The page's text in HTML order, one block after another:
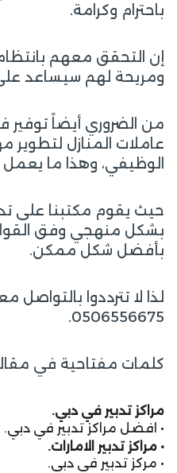
باحترام وكرامة.
إن التحقق معهم
ومريحة لهم سيساعد
من الضروري أيضاً توفير
عاملات المنازل لتطوير
الوظيفي، وهذا ما يعمل
حيث يقوم مكتبنا على
بشكل منهجي وفق
بأفضل شكل ممكن.
لذا لا تترددوا بالتواصل
0506556675.
كلمات مفتاحية في
مراكز تدبير في دبي.
• افضل مراكز تدبير في دبي.
• مراكز تدبير الامارات.
• مركز تدبير في دبي.